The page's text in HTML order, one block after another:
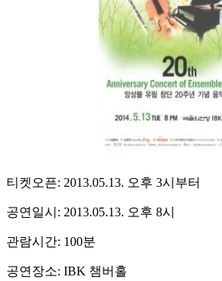
티켓오픈: 2013.05.13. 오후 3시부터
공연일시: 2013.05.13. 오후 8시
관람시간: 100분
공연장소: IBK 챔버홀